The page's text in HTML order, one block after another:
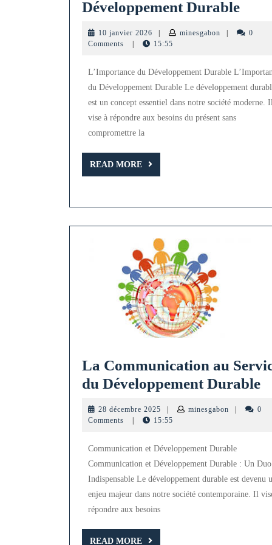
Développement DurableVers
:
10 janvier 2026 10
janvier
| minesgabon minesgabon
|
0
Comments
| 15:55
L’Importance du Développement Durable
du Développement Durable Le développement
est un concept essentiel dans notre société moderne. Il
vise à répondre aux besoins du présent sans
compromettre la
READ MORE
READ
MORE
La Communication au
du Développement DurableLa
28 décembre 2025 28
décembre
| minesgabon minesgabon
|
0
Comments
| 15:55
Communication et Développement Durable
Communication et Développement Durable : Un Duo
Indispensable Le développement durable est devenu
enjeu majeur dans notre société contemporaine. Il
répondre aux besoins
READ MORE READ